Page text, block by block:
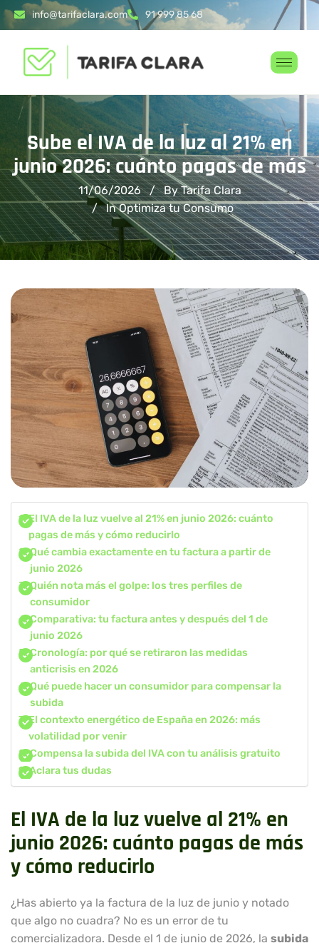
info@tarifaclara.com 91 999 85 68
Sube el IVA de la luz al 21% en
junio 2026: cuánto pagas de más
11/06/2026
By Tarifa Clara
InOptimiza tu Consumo
El IVA de la luz vuelve al 21% en junio 2026: cuánto
pagas de más y cómo reducirlo
Qué cambia exactamente en tu factura a partir de
junio 2026
Quién nota más el golpe: los tres perfiles de
consumidor
Comparativa: tu factura antes y después del 1 de
junio 2026
Cronología: por qué se retiraron las medidas
anticrisis en 2026
Qué puede hacer un consumidor para compensar la
subida
El contexto energético de España en 2026: más
volatilidad por venir
Compensa la subida del IVA con tu análisis gratuito
Aclara tus dudas
El IVA de la luz vuelve al 21% en
junio 2026: cuánto pagas de más
y cómo reducirlo
¿Has abierto ya la factura de la luz de junio y notado
que algo no cuadra? No es un error de tu
comercializadora. Desde el 1 de junio de 2026, la subida